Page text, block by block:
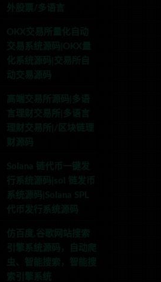
外股票/多语言
OKX交易所量化自动
交易系统源码|OKX量
化系统源码|交易所自
动交易源码
高端交易所源码|多语
言理财交易所|多语言
理财交易所|/区块链理
财源码
Solana 链代币一键发
行系统源码|sol 链发币
系统源码|Solana SPL
代币发行系统源码
仿百度,谷歌网站搜索
引擎系统源码，自动爬
虫、智能搜索，智能搜
索引擎系统